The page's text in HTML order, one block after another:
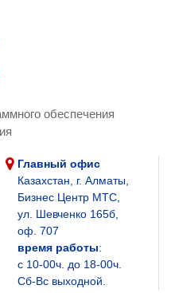
обеспечения
Главный офис
Казахстан, г. Алматы,
Бизнес Центр МТС,
ул. Шевченко 165б,
оф. 707
время работы:
с 10-00ч. до 18-00ч.
Сб-Вс выходной.